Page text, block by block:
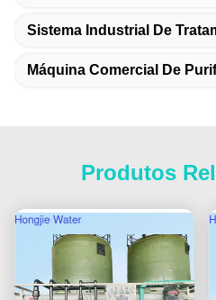
Sistema Industrial De
Máquina Comercial De
Produtos